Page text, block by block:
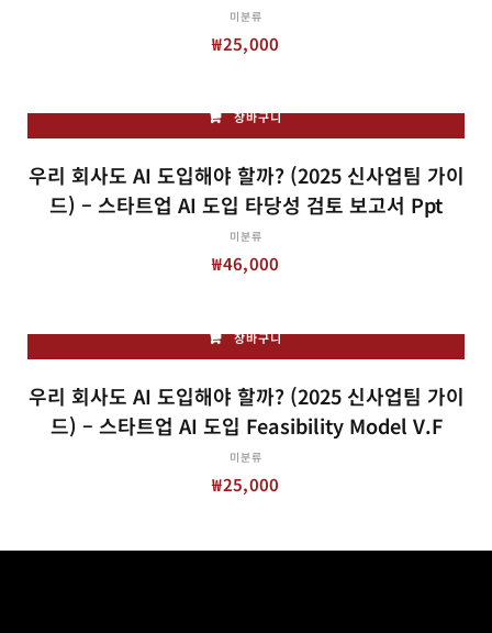
미분류
₩25,000
장바구니
우리 회사도 AI 도입해야 할까? (2025 신사업팀 가이
드) – 스타트업 AI 도입 타당성 검토 보고서 Ppt
미분류
₩46,000
장바구니
우리 회사도 AI 도입해야 할까? (2025 신사업팀 가이
드) – 스타트업 AI 도입 Feasibility Model V.f
미분류
₩25,000